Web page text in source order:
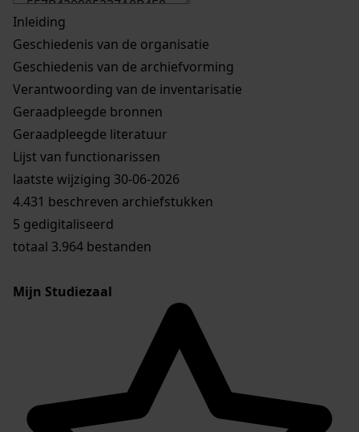
Inleiding
Geschiedenis van de organisatie
Geschiedenis van de archiefvorming
Verantwoording van de inventarisatie
Geraadpleegde bronnen
Geraadpleegde literatuur
Lijst van functionarissen
laatste wijziging 30-06-2026
4.431 beschreven archiefstukken
5 gedigitaliseerd
totaal 3.964 bestanden
Mijn Studiezaal